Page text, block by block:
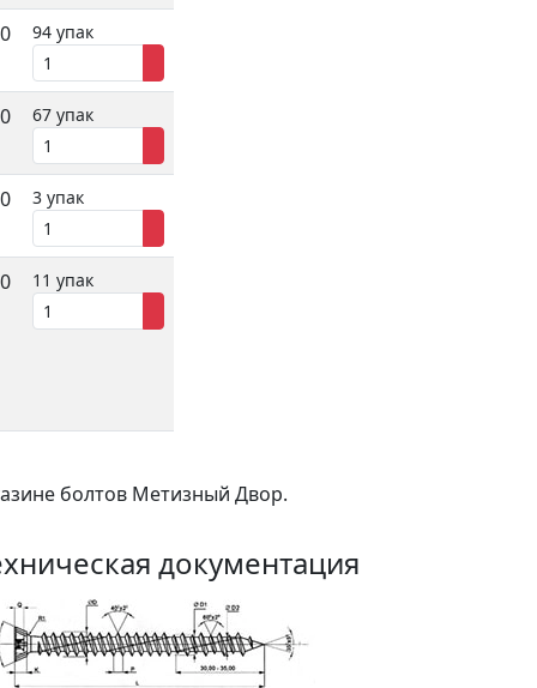
94 упак
67 упак
3 упак
11 упак
болтов Метизный Двор.
документация